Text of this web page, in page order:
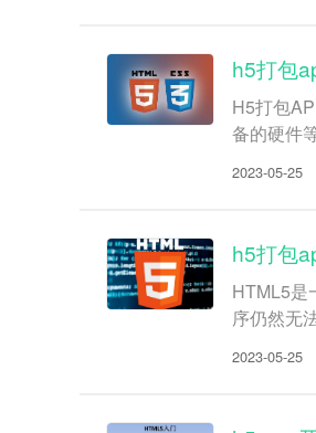
h5打包
H5打包
备的硬件
2023-05-25
h5打包
HTML5是
序仍然无
2023-05-25